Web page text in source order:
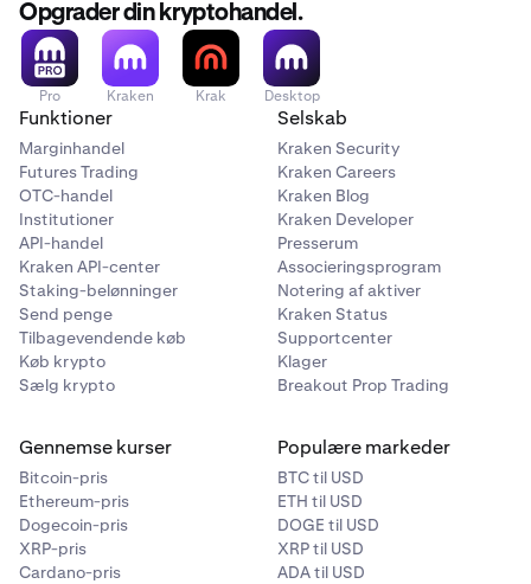
Opgrader din kryptohandel.
Pro Kraken Krak Desktop
Funktioner
Marginhandel
Futures Trading
OTC-handel
Institutioner
API-handel
Kraken API-center
Staking-belønninger
Send penge
Tilbagevendende køb
Køb krypto
Sælg krypto
Selskab
Kraken Security
Kraken Careers
Kraken Blog
Kraken Developer
Presserum
Associeringsprogram
Notering af aktiver
Kraken Status
Supportcenter
Klager
Breakout Prop Trading
Gennemse kurser
Bitcoin-pris
Ethereum-pris
Dogecoin-pris
XRP-pris
Cardano-pris
Populære markeder
BTC til USD
ETH til USD
DOGE til USD
XRP til USD
ADA til USD